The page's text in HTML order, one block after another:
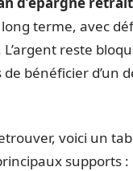
terme, avec
reste
bénéficier d’un
voici un
supports :